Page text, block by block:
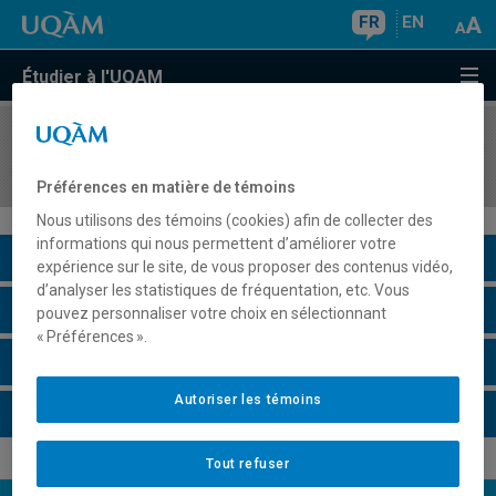
FR EN
Étudier à l'UQAM
COURS//
Description du cours
Horaire - Été 2026
Préférences en matière de témoins
Nous utilisons des témoins (cookies) afin de collecter des
informations qui nous permettent d’améliorer votre
expérience sur le site, de vous proposer des contenus vidéo,
d’analyser les statistiques de fréquentation, etc. Vous
pouvez personnaliser votre choix en sélectionnant
« Préférences ».
Tout refuser
Autoriser les témoins